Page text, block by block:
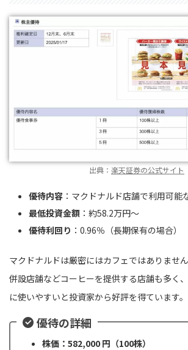
出典： 楽天証券の公式サイト
優待内容 ：マクドナルド店舗で利用可能
最低投資金額 ：約58.2万円〜
優待利回り ：0.96％（長期保有の場合）
マクドナルドは厳密にはカフェではありませ
併設店舗などコーヒーを提供する店舗も多く
に使いやすいと投資家から好評を得ています。
優待の詳細
株価：582,000 円（100株）